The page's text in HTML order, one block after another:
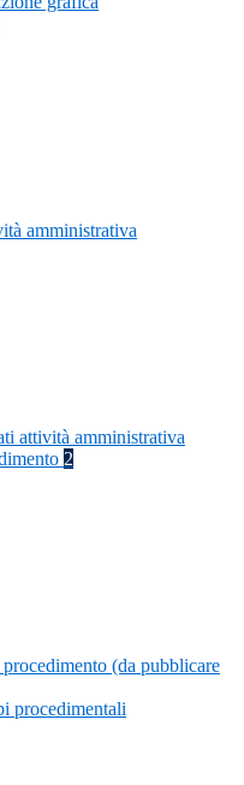
amministrativa
attività amministrativa
2
(da pubblicare
procedimentali